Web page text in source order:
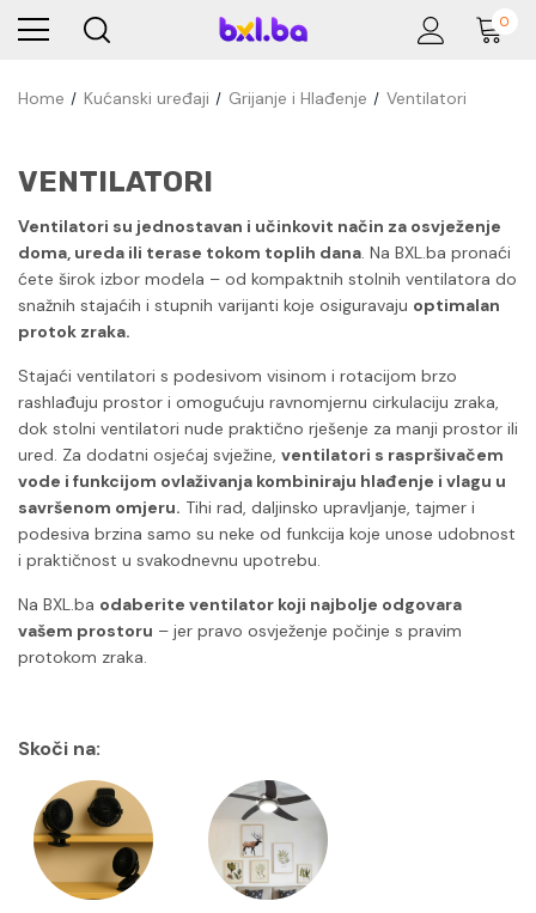
0
Home Kućanski uređaji Grijanje i Hlađenje Ventilatori
VENTILATORI
Ventilatori su jednostavan i učinkovit način za osvježenje
doma, ureda ili terase tokom toplih dana. Na BXL.ba pronaći
ćete širok izbor modela – od kompaktnih stolnih ventilatora do
snažnih stajaćih i stupnih varijanti koje osiguravaju optimalan
protok zraka.
Stajaći ventilatori s podesivom visinom i rotacijom brzo
rashlađuju prostor i omogućuju ravnomjernu cirkulaciju zraka,
dok stolni ventilatori nude praktično rješenje za manji prostor ili
ured. Za dodatni osjećaj svježine, ventilatori s raspršivačem
vode i funkcijom ovlaživanja kombiniraju hlađenje i vlagu u
savršenom omjeru. Tihi rad, daljinsko upravljanje, tajmer i
podesiva brzina samo su neke od funkcija koje unose udobnost
i praktičnost u svakodnevnu upotrebu.
Na BXL.ba odaberite ventilator koji najbolje odgovara
vašem prostoru – jer pravo osvježenje počinje s pravim
protokom zraka.
Skoči na: